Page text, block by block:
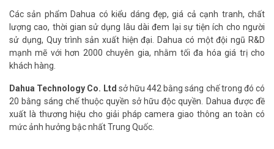
Các sản phẩm Dahua có kiểu dáng đẹp, giá cả cạnh tranh, chất
lượng cao, thời gian sử dụng lâu dài đem lại sự tiện ích cho người
sử dụng, Quy trình sản xuất hiện đại. Dahua có một đội ngũ R&D
mạnh mẽ với hơn 2000 chuyên gia, nhằm tối đa hóa giá trị cho
khách hàng.
Dahua Technology Co. Ltd sở hữu 442 bằng sáng chế trong đó có
20 bằng sáng chế thuộc quyền sở hữu độc quyền. Dahua được đề
xuất là thương hiệu cho giải pháp camera giao thông an toàn có
mức ảnh hưởng bậc nhất Trung Quốc.